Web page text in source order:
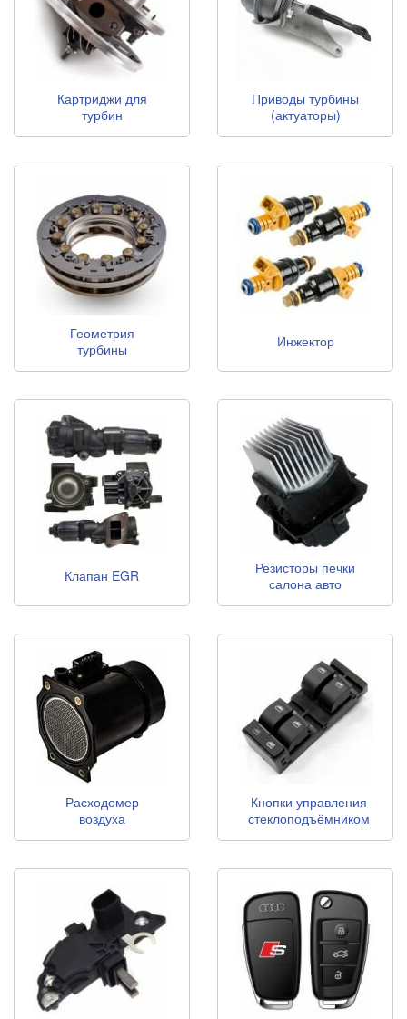
Картриджи для
турбин
Приводы турбины
(актуаторы)
Геометрия
турбины
Инжектор
Клапан EGR
Резисторы печки
салона авто
Расходомер
воздуха
Кнопки управления
стеклоподъёмником